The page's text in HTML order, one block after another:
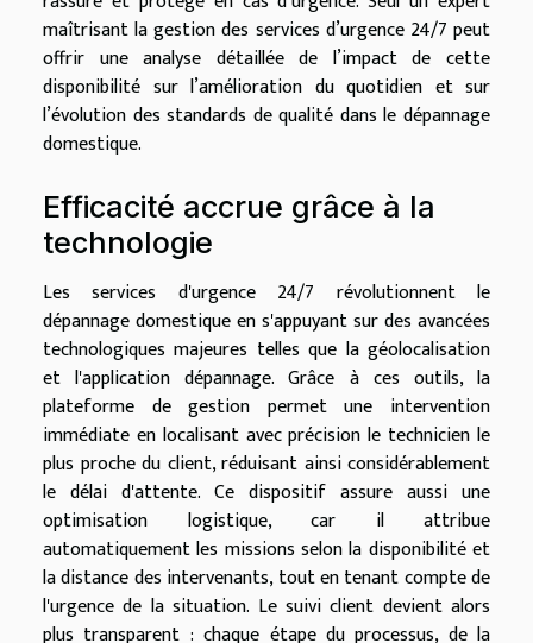
maîtrisant la gestion des services d’urgence 24/7 peut
offrir une analyse détaillée de l’impact de cette
disponibilité sur l’amélioration du quotidien et sur
l’évolution des standards de qualité dans le dépannage
domestique.
Efficacité accrue grâce à la
technologie
Les services d'urgence 24/7 révolutionnent le
dépannage domestique en s'appuyant sur des avancées
technologiques majeures telles que la géolocalisation
et l'application dépannage. Grâce à ces outils, la
plateforme de gestion permet une intervention
immédiate en localisant avec précision le technicien le
plus proche du client, réduisant ainsi considérablement
le délai d'attente. Ce dispositif assure aussi une
optimisation logistique, car il attribue
automatiquement les missions selon la disponibilité et
la distance des intervenants, tout en tenant compte de
l'urgence de la situation. Le suivi client devient alors
plus transparent : chaque étape du processus, de la